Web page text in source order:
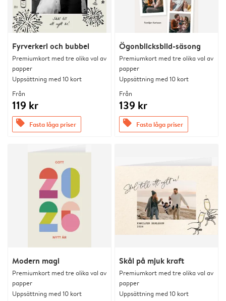
Fyrverkeri och bubbel
Premiumkort med tre olika val av
papper
Uppsättning med 10 kort
Från
119 kr
offers Fasta låga priser
Ögonblicksbild-säsong
Premiumkort med tre olika val av
papper
Uppsättning med 10 kort
Från
139 kr
offers Fasta låga priser
Modern magi
Premiumkort med tre olika val av
papper
Uppsättning med 10 kort
Skål på mjuk kraft
Premiumkort med tre olika val av
papper
Uppsättning med 10 kort